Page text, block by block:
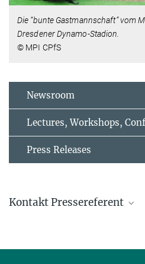
Die “bunte Gastmannschaft” vom
Dresdener Dynamo-Stadion.
© MPI CPfS
Newsroom
Lectures, Workshops,
Press Releases
Kontakt Pressereferent